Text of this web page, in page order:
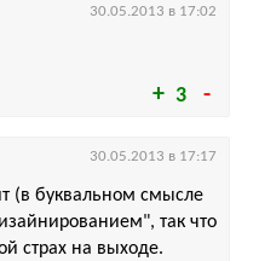
3
30.05.2013 в 17:02
(в буквальном смысле
так что
страх на выходе.
30.05.2013 в 17:17